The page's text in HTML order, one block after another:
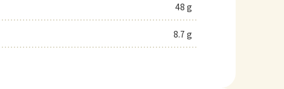
48 g
8.7 g